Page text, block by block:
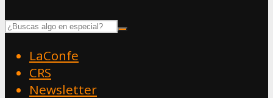
LaConfe
CRS
Newsletter